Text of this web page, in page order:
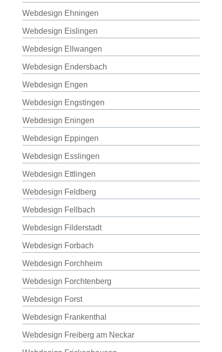
Webdesign Ehningen
Webdesign Eislingen
Webdesign Ellwangen
Webdesign Endersbach
Webdesign Engen
Webdesign Engstingen
Webdesign Eningen
Webdesign Eppingen
Webdesign Esslingen
Webdesign Ettlingen
Webdesign Feldberg
Webdesign Fellbach
Webdesign Filderstadt
Webdesign Forbach
Webdesign Forchheim
Webdesign Forchtenberg
Webdesign Forst
Webdesign Frankenthal
Webdesign Freiberg am Neckar